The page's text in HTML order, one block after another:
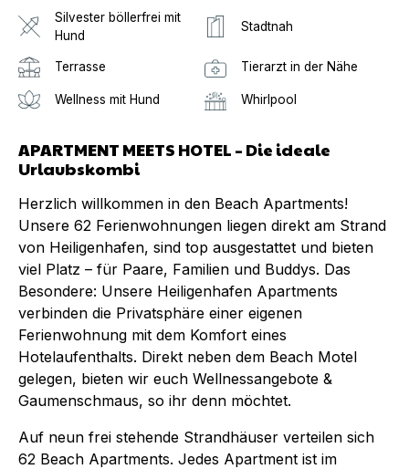
Silvester böllerfrei mit
Hund
Stadtnah
Terrasse Tierarzt in der Nähe
Wellness mit Hund Whirlpool
APARTMENT MEETS HOTEL – Die ideale
Urlaubskombi
Herzlich willkommen in den Beach Apartments!
Unsere 62 Ferienwohnungen liegen direkt am Strand
von Heiligenhafen, sind top ausgestattet und bieten
viel Platz – für Paare, Familien und Buddys. Das
Besondere: Unsere Heiligenhafen Apartments
verbinden die Privatsphäre einer eigenen
Ferienwohnung mit dem Komfort eines
Hotelaufenthalts. Direkt neben dem Beach Motel
gelegen, bieten wir euch Wellnessangebote &
Gaumenschmaus, so ihr denn möchtet.
Auf neun frei stehende Strandhäuser verteilen sich
62 Beach Apartments. Jedes Apartment ist im